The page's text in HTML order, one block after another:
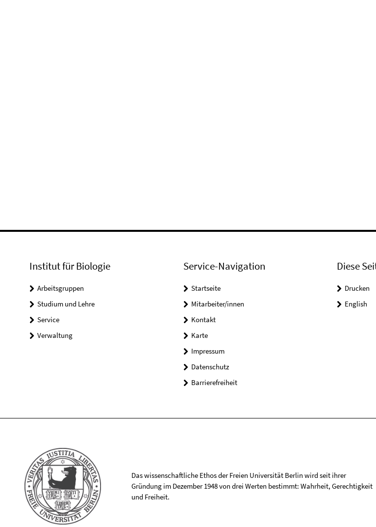
Institut für Biologie
Arbeitsgruppen
Studium und Lehre
Service
Verwaltung
Service-Navigation
Startseite
Mitarbeiter/innen
Kontakt
Karte
Impressum
Datenschutz
Barrierefreiheit
Diese
Drucken
English
Das wissenschaftliche Ethos der Freien Universität Berlin wird seit ihrer
Gründung im Dezember 1948 von drei Werten bestimmt: Wahrheit, Gerechtigkeit
und Freiheit.